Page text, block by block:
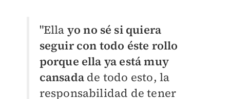
"Ella yo no sé si quiera
seguir con todo éste rollo
porque ella ya está muy
cansada de todo esto, la
responsabilidad de tener